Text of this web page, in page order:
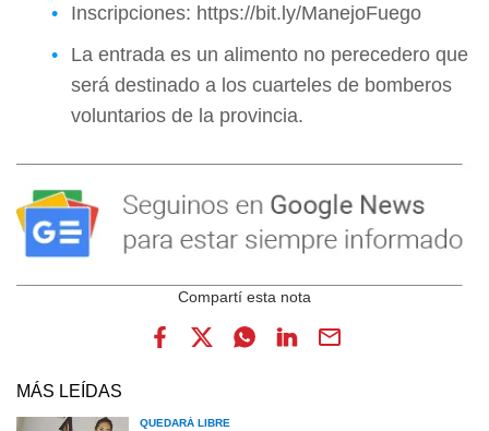
Inscripciones: https://bit.ly/ManejoFuego
La entrada es un alimento no perecedero que
será destinado a los cuarteles de bomberos
voluntarios de la provincia.
MÁS LEÍDAS
QUEDARÁ LIBRE